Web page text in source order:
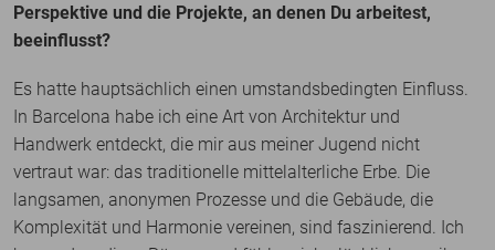
Perspektive und die Projekte, an denen Du arbeitest,
beeinflusst?
Es hatte hauptsächlich einen umstandsbedingten Einfluss.
In Barcelona habe ich eine Art von Architektur und
Handwerk entdeckt, die mir aus meiner Jugend nicht
vertraut war: das traditionelle mittelalterliche Erbe. Die
langsamen, anonymen Prozesse und die Gebäude, die
Komplexität und Harmonie vereinen, sind faszinierend. Ich